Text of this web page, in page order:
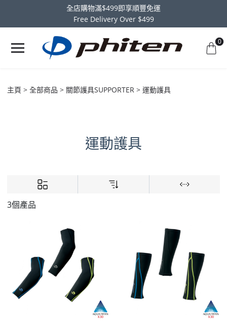
全店購物滿$499即享順豐免運
Free Delivery Over $499
0
主頁 全部商品 關節護具SUPPORTER 運動護具
運動護具
3個產品